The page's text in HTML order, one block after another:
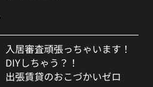
入居審査頑張っちゃいます！
DIYしちゃう？！
出張賃貸のおこづかいゼロ